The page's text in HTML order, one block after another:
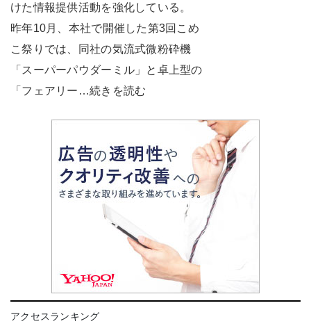
けた情報提供活動を強化している。
昨年10月、本社で開催した第3回こめ
こ祭りでは、同社の気流式微粉砕機
「スーパーパウダーミル」と卓上型の
「フェアリー…続きを読む
アクセスランキング